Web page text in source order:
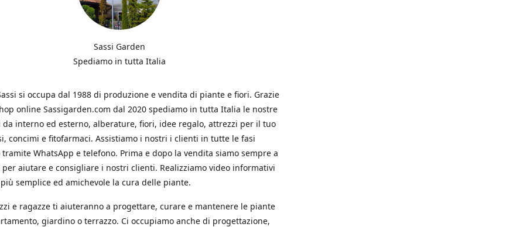
Sassi Garden
Spediamo in tutta Italia
si occupa dal 1988 di produzione e vendita di piante e fiori. Grazie
online Sassigarden.com dal 2020 spediamo in tutta Italia le nostre
da interno ed esterno, alberature, fiori, idee regalo, attrezzi per il tuo
concimi e fitofarmaci. Assistiamo i nostri i clienti in tutte le fasi
WhatsApp e telefono. Prima e dopo la vendita siamo sempre a
aiutare e consigliare i nostri clienti. Realizziamo video informativi
semplice ed amichevole la cura delle piante.
e ragazze ti aiuteranno a progettare, curare e mantenere le piante
giardino o terrazzo. Ci occupiamo anche di progettazione,